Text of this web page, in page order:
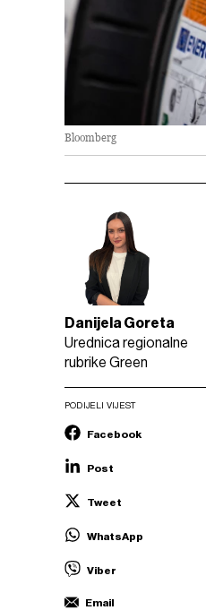
Bloomberg
Danijela Goreta
Urednica regionalne
rubrike Green
PODIJELI VIJEST
Facebook
Post
Tweet
WhatsApp
Viber
Email